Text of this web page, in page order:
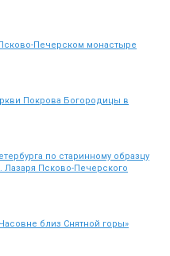
Печерском монастыре
Покрова Богородицы в
по старинному образцу
Лазаря Псково-Печерского
близ Снятной горы»